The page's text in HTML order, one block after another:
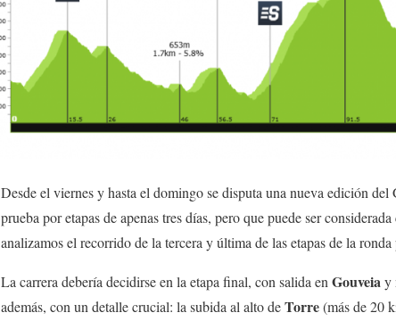
Desde el viernes y hasta el domingo se disputa una nueva edición
prueba por etapas de apenas tres días, pero que puede ser
analizamos el recorrido de la tercera y última de las etapas de la ronda
La carrera debería decidirse en la etapa final, con salida en Gouveiay
además, con un detalle crucial: la subida al alto deTorre(más de 20